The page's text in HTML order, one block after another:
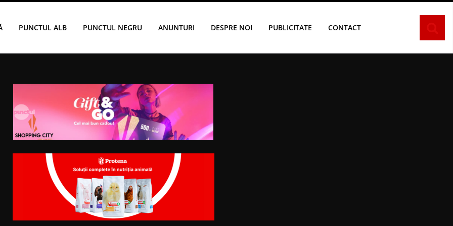
PUNCTUL ALB PUNCTUL NEGRU ANUNTURI DESPRE NOI PUBLICITATE CONTACT